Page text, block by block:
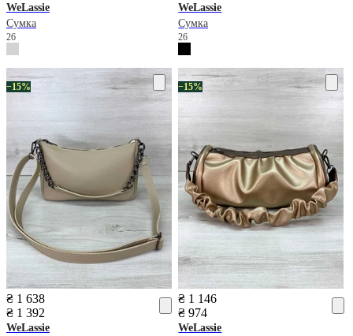
WeLassie
Сумка
26
WeLassie
Сумка
26
−15%
₴ 1 638
₴ 1 392
WeLassie
−15%
₴ 1 146
₴ 974
WeLassie